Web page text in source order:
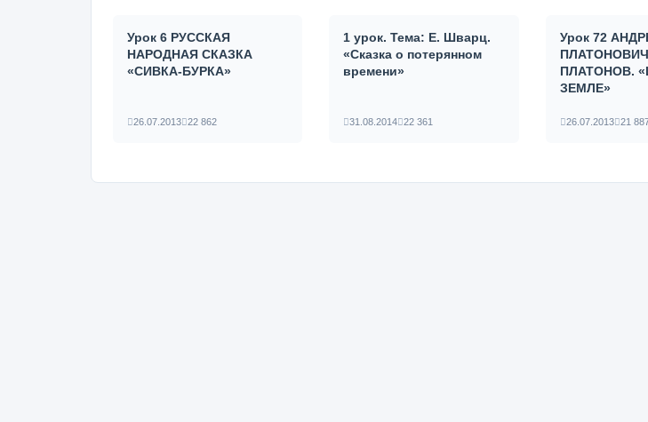
Урок 6 РУССКАЯ
НАРОДНАЯ СКАЗКА
«СИВКА-БУРКА»
26.07.2013 22 862
1 урок. Тема: Е. Шварц.
«Сказка о потерянном
времени»
31.08.2014 22 361
Урок 72
ПЛАТОНОВИЧ
ПЛАТОНОВ.
ЗЕМЛЕ»
26.07.2013 21